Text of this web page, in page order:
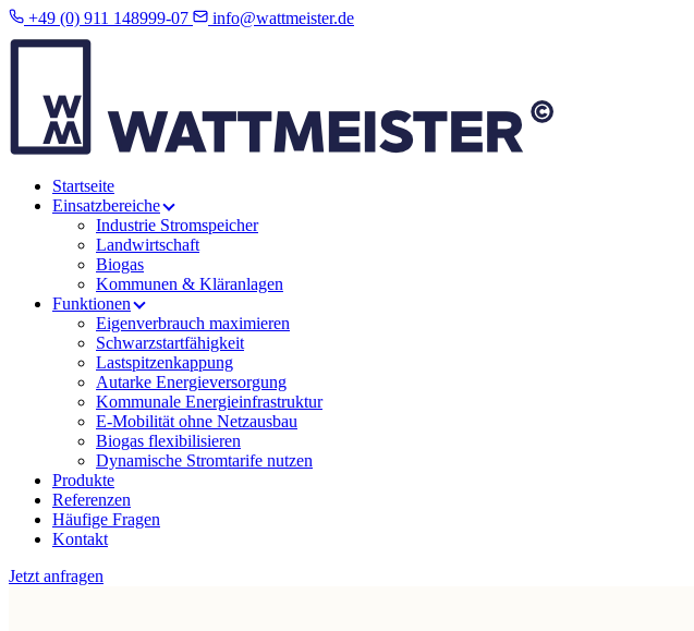
+49 (0) 911 148999-07 info@wattmeister.de
Startseite
Einsatzbereiche
Industrie Stromspeicher
Landwirtschaft
Biogas
Kommunen & Kläranlagen
Funktionen
Eigenverbrauch maximieren
Schwarzstartfähigkeit
Lastspitzenkappung
Autarke Energieversorgung
Kommunale Energieinfrastruktur
E-Mobilität ohne Netzausbau
Biogas flexibilisieren
Dynamische Stromtarife nutzen
Produkte
Referenzen
Häufige Fragen
Kontakt
Jetzt anfragen